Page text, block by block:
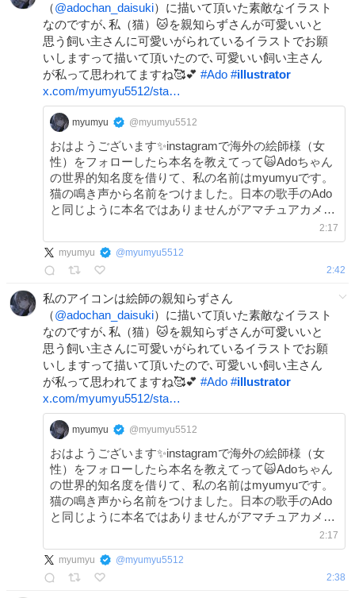
（@adochan_daisuki）に描いて頂いた素敵なイラスト
なのですが､私（猫）🐱を親知らずさんが可愛いいと
思う飼い主さんに可愛いがられているイラストでお願
いしますって描いて頂いたので､可愛いい飼い主さん
が私って思われてますね🥰💕 #Ado #illustrator
x.com/myumyu5512/sta…
myumyu @myumyu5512
おはようございます✨instagramで海外の絵師様（女
性）をフォローしたら本名を教えてって🙀Adoちゃん
の世界的知名度を借りて、私の名前はmyumyuです。
猫の鳴き声から名前をつけました。日本の歌手のAdo
と同じように本名ではありませんがアマチュアカメラ
2:17
myumyu @myumyu5512
2:42
私のアイコンは絵師の親知らずさん
（@adochan_daisuki）に描いて頂いた素敵なイラスト
なのですが､私（猫）🐱を親知らずさんが可愛いいと
思う飼い主さんに可愛いがられているイラストでお願
いしますって描いて頂いたので､可愛いい飼い主さん
が私って思われてますね🥰💕 #Ado #illustrator
x.com/myumyu5512/sta…
myumyu @myumyu5512
おはようございます✨instagramで海外の絵師様（女
性）をフォローしたら本名を教えてって🙀Adoちゃん
の世界的知名度を借りて、私の名前はmyumyuです。
猫の鳴き声から名前をつけました。日本の歌手のAdo
と同じように本名ではありませんがアマチュアカメラ
2:17
myumyu @myumyu5512
2:38